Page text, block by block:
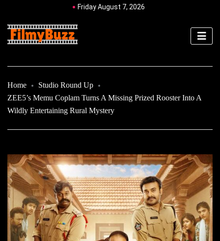
Friday August 7, 2026
Home
Studio Round Up
ZEE5’s Memu Coplam Turns A Missing Prized Rooster Into A
Wildly Entertaining Rural Mystery